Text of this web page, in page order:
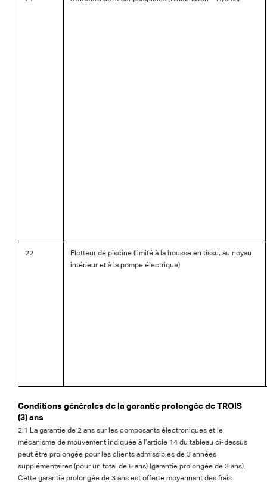
22
Flotteur de piscine (limité à la housse en tissu, au noyau
intérieur et à la pompe électrique)
Conditions générales de la garantie prolongée de TROIS
(3) ans
2.1 La garantie de 2 ans sur les composants électroniques et le
mécanisme de mouvement indiquée à l’article 14 du tableau ci-dessus
peut être prolongée pour les clients admissibles de 3 années
supplémentaires (pour un total de 5 ans) (garantie prolongée de 3 ans).
Cette garantie prolongée de 3 ans est offerte moyennant des frais